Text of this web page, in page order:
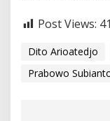
Post Views:
Dito Arioatedjo
Prabowo